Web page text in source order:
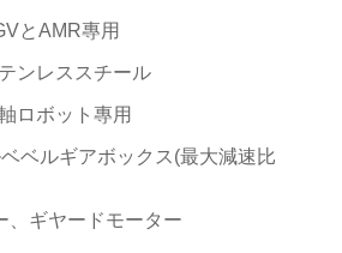
とAMR專用
ンレススチール
ロボット專用
ベルギアボックス(最大減速比
、ギヤードモーター